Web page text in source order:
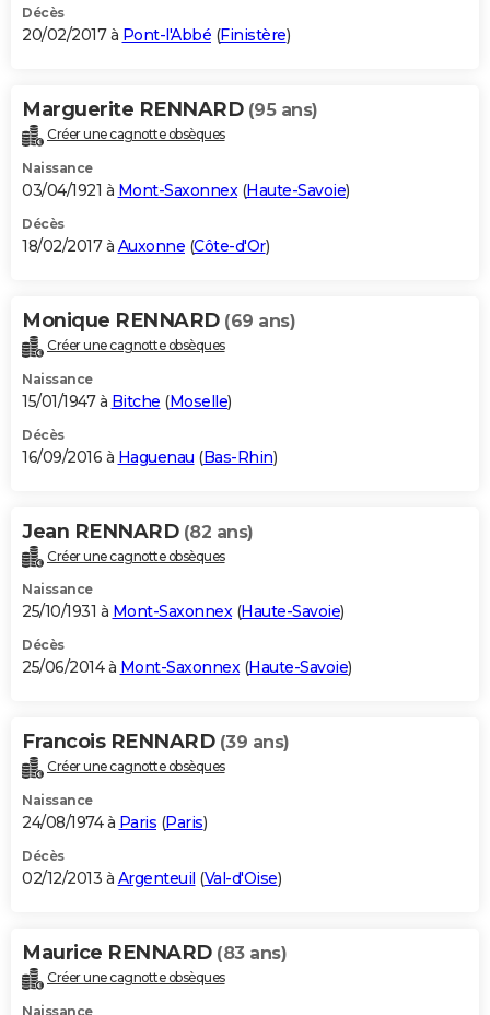
Décès
20/02/2017 à Pont-l'Abbé (Finistère)
Marguerite RENNARD (95 ans)
Créer une cagnotte obsèques
Naissance
03/04/1921 à Mont-Saxonnex(Haute-Savoie)
Décès
18/02/2017 à Auxonne (Côte-d'Or)
Monique RENNARD (69 ans)
Créer une cagnotte obsèques
Naissance
15/01/1947 à Bitche (Moselle)
Décès
16/09/2016 à Haguenau (Bas-Rhin)
Jean RENNARD (82 ans)
Créer une cagnotte obsèques
Naissance
25/10/1931 à Mont-Saxonnex(Haute-Savoie)
Décès
25/06/2014 à Mont-Saxonnex(Haute-Savoie)
Francois RENNARD (39 ans)
Créer une cagnotte obsèques
Naissance
24/08/1974 à Paris (Paris)
Décès
02/12/2013 à Argenteuil (Val-d'Oise)
Maurice RENNARD (83 ans)
Créer une cagnotte obsèques
Naissance